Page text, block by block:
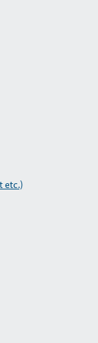
etc.)